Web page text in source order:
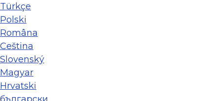
Türkçe
Polski
Româna
Ceština
Slovenský
Magyar
Hrvatski